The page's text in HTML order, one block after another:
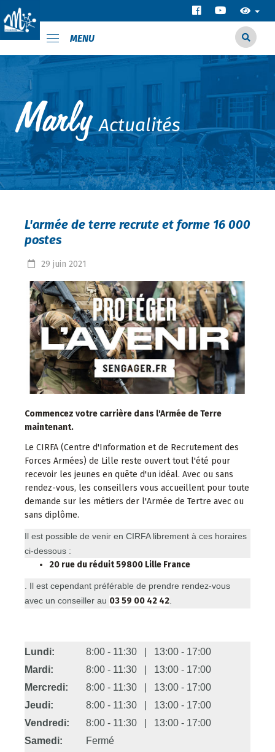
MENU
Actualités
L'armée de terre recrute et forme 16 000
postes
29 juin 2021
Commencez votre carrière dans l'Armée de Terre
maintenant.
Le CIRFA (Centre d'Information et de Recrutement des
Forces Armées) de Lille reste ouvert tout l'été pour
recevoir les jeunes en quête d'un idéal. Avec ou sans
rendez-vous, les conseillers vous accueillent pour toute
demande sur les métiers der l'Armée de Tertre avec ou
sans diplôme.
Il est possible de venir en CIRFA librement à ces horaires
ci-dessous :
20 rue du réduit 59800 Lille France
. Il est cependant préférable de prendre rendez-vous
avec un conseiller au 03 59 00 42 42
Lundi:
8:00 - 11:30 | 13:00 - 17:00
Mardi:
8:00 - 11:30 | 13:00 - 17:00
Mercredi:
8:00 - 11:30 | 13:00 - 17:00
Jeudi:
8:00 - 11:30 | 13:00 - 17:00
Vendredi:
8:00 - 11:30 | 13:00 - 17:00
Samedi:
Fermé